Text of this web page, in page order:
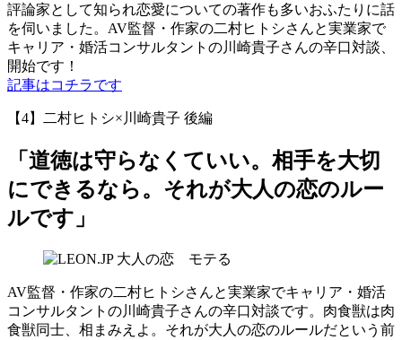
評論家として知られ恋愛についての著作も多いおふたりに話
を伺いました。AV監督・作家の二村ヒトシさんと実業家で
キャリア・婚活コンサルタントの川崎貴子さんの辛口対談、
開始です！
記事はコチラです
【4】二村ヒトシ×川崎貴子 後編
「道徳は守らなくていい。相手を大切
にできるなら。それが大人の恋のルー
ルです」
AV監督・作家の二村ヒトシさんと実業家でキャリア・婚活
コンサルタントの川崎貴子さんの辛口対談です。肉食獣は肉
食獣同士、相まみえよ。それが大人の恋のルールだという前